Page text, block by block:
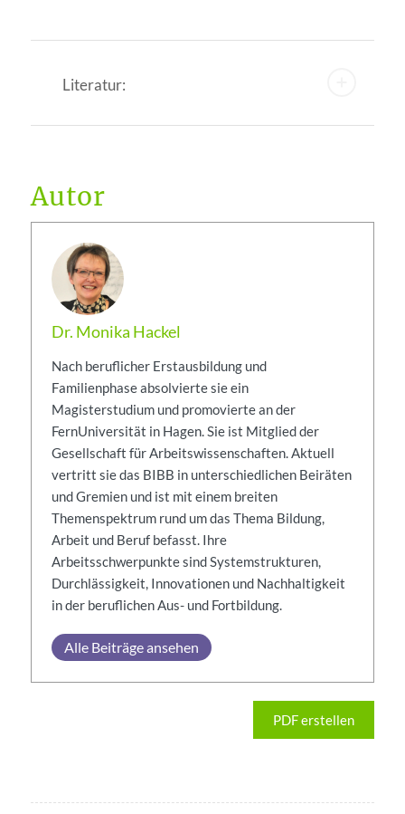
Literatur:
Autor
Dr. Monika Hackel
Nach beruflicher Erstausbildung und
Familienphase absolvierte sie ein
Magisterstudium und promovierte an der
FernUniversität in Hagen. Sie ist Mitglied der
Gesellschaft für Arbeitswissenschaften. Aktuell
vertritt sie das BIBB in unterschiedlichen Beiräten
und Gremien und ist mit einem breiten
Themenspektrum rund um das Thema Bildung,
Arbeit und Beruf befasst. Ihre
Arbeitsschwerpunkte sind Systemstrukturen,
Durchlässigkeit, Innovationen und Nachhaltigkeit
in der beruflichen Aus- und Fortbildung.
Alle Beiträge ansehen
PDF erstellen